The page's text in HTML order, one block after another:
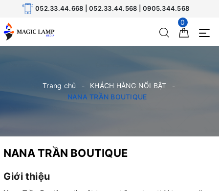
052.33.44.668 | 052.33.44.568 | 0905.344.568
0
Trang chủ
KHÁCH HÀNG NỔI BẬT
NANA TRẦN BOUTIQUE
NANA TRẦN BOUTIQUE
Giới thiệu